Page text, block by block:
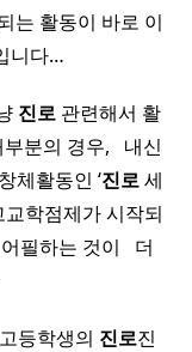
는 활동이 바로 이
니다…
진로관련해서 활
분의 경우, ​ ​ 내신
체활동인 ‘진로세
교학점제가 시작되
필하는 것이 ​ ​ 더
등학생의 진로진